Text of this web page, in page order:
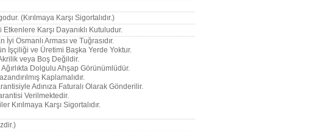
(Kırılmaya Karşı Sigortalıdır.)
Etkenlere Karşı Dayanıklı Kutuludur.
İyi Osmanlı Arması ve Tuğrasıdır.
İşçiliği ve Üretimi Başka Yerde Yoktur.
veya Boş Değildir.
Dolgulu Ahşap Görünümlüdür.
Kaplamalıdır.
Adınıza Faturalı Olarak Gönderilir.
Verilmektedir.
Kırılmaya Karşı Sigortalıdır.